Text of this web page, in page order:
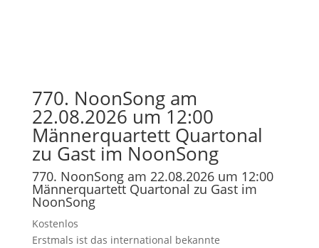
770. NoonSong am
22.08.2026 um 12:00
Männerquartett Quartonal
zu Gast im NoonSong
770. NoonSong am 22.08.2026 um 12:00
Männerquartett Quartonal zu Gast im
NoonSong
Kostenlos
Erstmals ist das international bekannte